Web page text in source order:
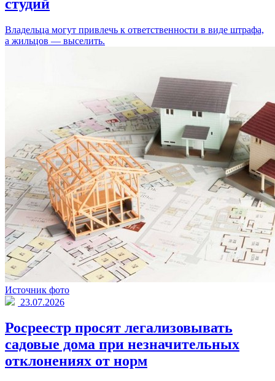
студий
Владельца могут привлечь к ответственности в виде штрафа,
а жильцов — выселить.
Источник фото
23.07.2026
Росреестр просят легализовывать
садовые дома при незначительных
отклонениях от норм